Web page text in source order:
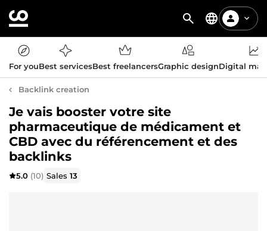
For youBest servicesBest freelancersGraphic designDigital
Backlink creation
Je vais booster votre site
pharmaceutique de médicament et
CBD avec du référencement et des
backlinks
5.0 (10) Sales13